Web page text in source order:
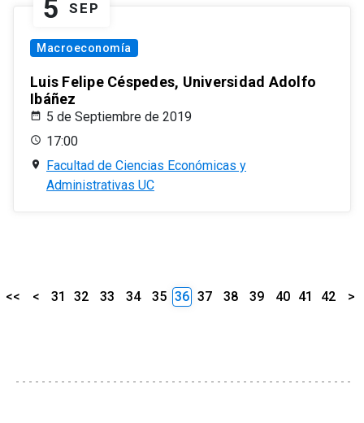
5 SEP
Macroeconomía
Luis Felipe Céspedes, Universidad Adolfo
Ibáñez
5 de Septiembre de 2019
17:00
Facultad de Ciencias Económicas y
Administrativas UC
<< < 31 32 33 34 35 36 37 38 39 40 41 42 >